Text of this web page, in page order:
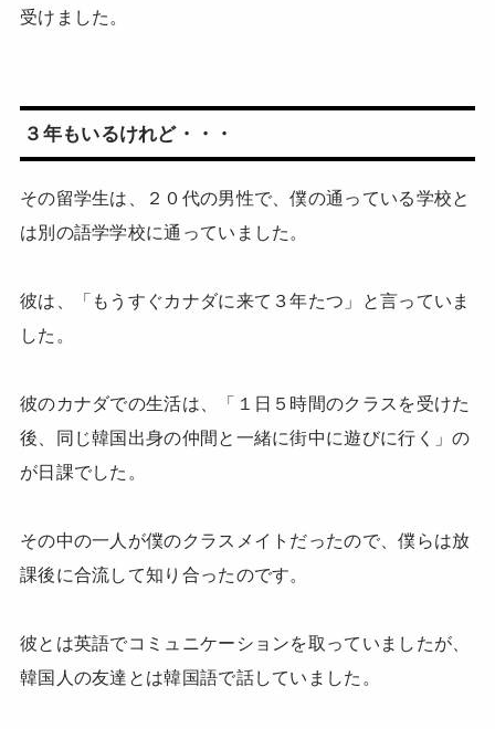
受けました。
３年もいるけれど・・・
その留学生は、２０代の男性で、僕の通っている学校と
は別の語学学校に通っていました。
彼は、「もうすぐカナダに来て３年たつ」と言っていま
した。
彼のカナダでの生活は、「１日５時間のクラスを受けた
後、同じ韓国出身の仲間と一緒に街中に遊びに行く」の
が日課でした。
その中の一人が僕のクラスメイトだったので、僕らは放
課後に合流して知り合ったのです。
彼とは英語でコミュニケーションを取っていましたが、
韓国人の友達とは韓国語で話していました。